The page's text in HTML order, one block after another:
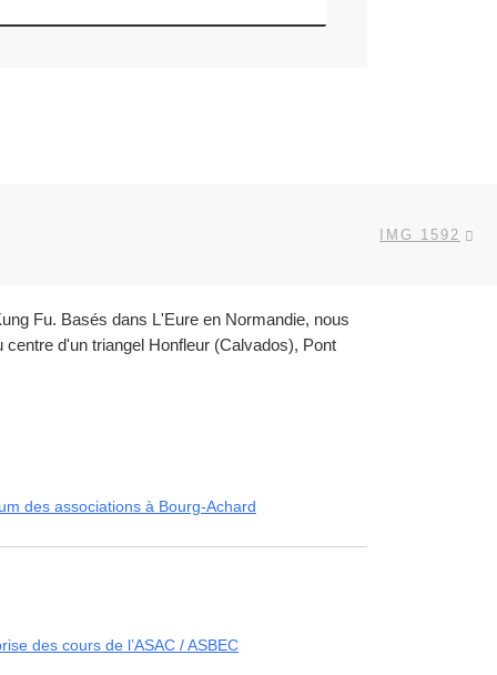
IMG 1592
Fu. Basés dans L'Eure en Normandie, nous
d'un triangel Honfleur (Calvados), Pont
des associations à Bourg-Achard
des cours de l’ASAC / ASBEC